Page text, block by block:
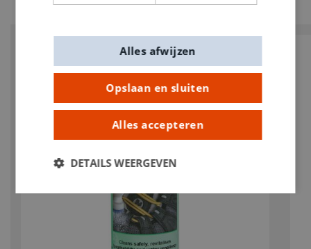
Opslaan en sluiten
Alles accepteren
Alles afwijzen
DETAILS WEERGEVEN